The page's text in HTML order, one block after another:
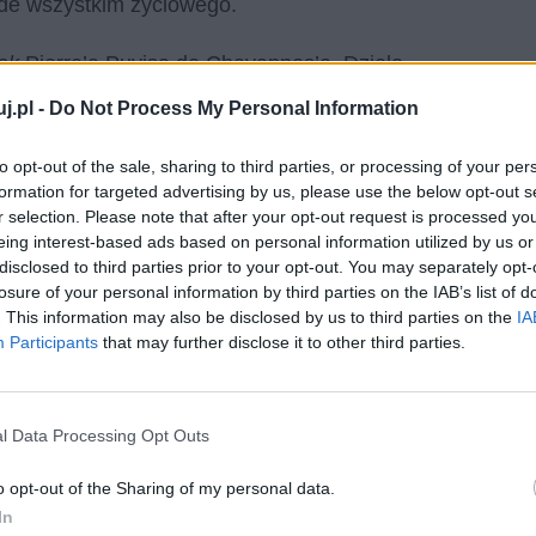
- Do Not Process My Personal Information
opt-out of the sale, sharing to third parties, or processing of your
for targeted advertising by us, please use the below opt-out
selection. Please note that after your opt-out request is processed
interest-based ads based on personal information utilized by us
to third parties prior to your opt-out. You may separately
of your personal information by third parties on the IAB’s list of
This information may also be disclosed by us to third parties on the
Participants that may further disclose it to other third parties.
Data Processing Opt Outs
opt-out of the Sharing of my personal data.
Pierre’a Puvisa de Chavannes’a. Dzieło
ciężką pracą przez wiele długich lat.
się nie powiodło, do których nie uśmiechnął się
ciężko pracując. Obraz ten przedstawia sytuację
jednak nadal sytuacja bliska sercu Tomasza
skrajnego ubóstwa. Miał ojca alkoholika, jego
przez ciotkę, ale w jej domu był traktowany
wzbudza w Tomaszu Judymie wielkie emocje.
ważnych decyzji życiowych.
rybak,odzwierciedlają pewne aspekty w duszy
intelektualnej elity, posiadł wyższe
zawodów. Z drugiej jednak strony nie
nadal tkwią w sytuacjach życiowych, które
tych sytuacji, wręcz przeciwnie. Kieruje ku nim